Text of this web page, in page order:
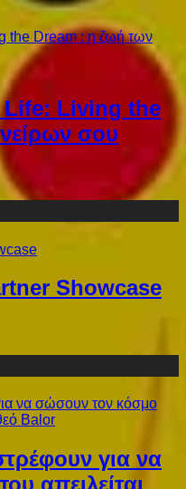
Life: Living the
σου
Showcase
για να
απειλείται